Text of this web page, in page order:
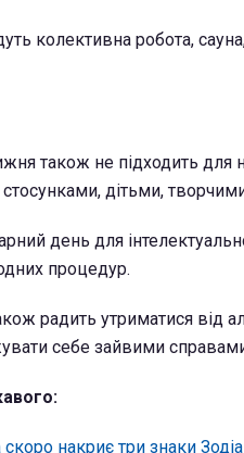
колективна робота,
також не підходить для
дітьми,
день для
процедур.
радить утриматися від
себе зайвими
накриє три знаки